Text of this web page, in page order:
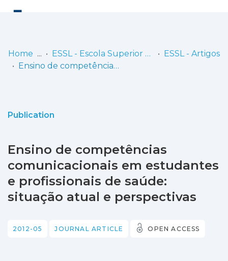
Statistics
Home ESSL - Escola Superior de Saúde de Lisboa
ESSL - Artigos
Ensino de competências comunicacionais em estudantes e profissionais de saúde: situação atual e perspectivas
Publication
Ensino de competências
comunicacionais em estudantes
e profissionais de saúde:
situação atual e perspectivas
2012-05 JOURNAL ARTICLE OPEN ACCESS